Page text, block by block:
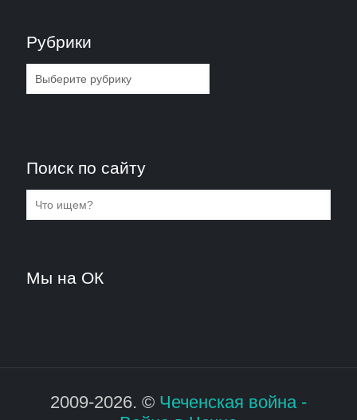
Рубрики
Рубрики
Поиск по сайту
Мы на ОК
2009-2026. © Чеченская война -